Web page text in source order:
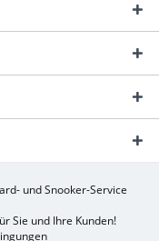
und Snooker-Service
Sie und Ihre Kunden!